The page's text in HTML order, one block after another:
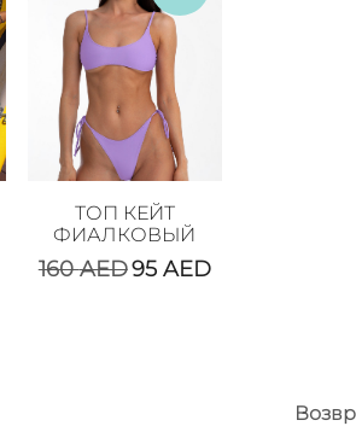
ТОП КЕЙТ
ФИАЛКОВЫЙ
160AED95 AED